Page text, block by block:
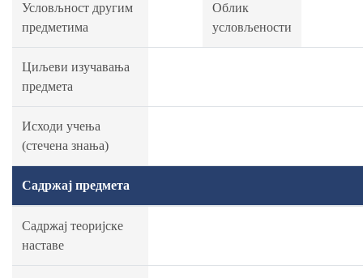
Условљност другим
предметима
Облик
условљености
Циљеви изучавања
предмета
Исходи учења
(стечена знања)
Садржај предмета
Садржај теоријске
наставе